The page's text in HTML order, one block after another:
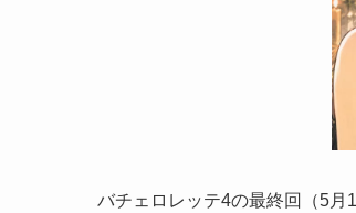
バチェロレッテ4の最終回（5月